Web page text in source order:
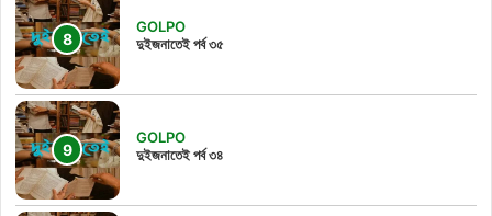
GOLPO
দুইজনাতেই পর্ব ৩৫
GOLPO
দুইজনাতেই পর্ব ৩৪